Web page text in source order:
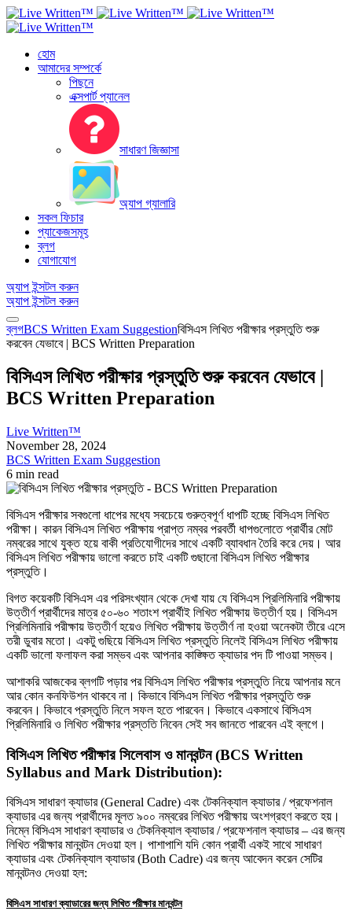
হোম
আমাদের সম্পর্কে
পিছনে
এক্সপার্ট প্যানেল
সাধারণ জিজ্ঞাসা
অ্যাপ গ্যালারি
সকল ফিচার
প্যাকেজসমূহ
ব্লগ
যোগাযোগ
অ্যাপ ইন্সটল করুন
অ্যাপ ইন্সটল করুন
ব্লগBCS Written Exam Suggestionবিসিএস লিখিত পরীক্ষার প্রস্তুতি শুরু
করবেন যেভাবে | BCS Written Preparation
বিসিএস লিখিত পরীক্ষার প্রস্তুতি শুরু করবেন যেভাবে |
BCS Written Preparation
Live Written™
November 28, 2024
BCS Written Exam Suggestion
6 min read
বিসিএস পরীক্ষার সবগুলো ধাপের মধ্যে সবচেয়ে গুরুত্বপূর্ণ ধাপটি হচ্ছে বিসিএস লিখিত
পরীক্ষা। কারন বিসিএস লিখিত পরীক্ষায় প্রাপ্ত নম্বর পরবর্তী ধাপগুলোতে প্রার্থীর মোট
নম্বরের সাথে যুক্ত হয়ে বাকী প্রতিযোগীদের সাথে একটি ব্যাবধান তৈরি করে দেয়। আর
বিসিএস লিখিত পরীক্ষায় ভালো করতে চাই একটি গুছানো বিসিএস লিখিত পরীক্ষার
প্রস্তুতি।
বিগত কয়েকটি বিসিএস এর পরিসংখ্যান থেকে দেখা যায় যে বিসিএস প্রিলিমিনারি পরীক্ষায়
উত্তীর্ণ প্রার্থীদের মাত্র ৫০-৬০ শতাংশ প্রার্থীই লিখিত পরীক্ষায় উত্তীর্ণ হয়। বিসিএস
প্রিলিমিনারি পরীক্ষায় উত্তীর্ণ হয়েও লিখিত পরীক্ষায় উত্তীর্ণ না হওয়া অনেকটা তীরে এসে
তরী ডুবার মতো। একটু গুছিয়ে বিসিএস লিখিত প্রস্তুতি নিলেই বিসিএস লিখিত পরীক্ষায়
একটি ভালো ফলাফল করা সম্ভব এবং আপনার কাঙ্ক্ষিত ক্যাডার পদ টি পাওয়া সম্ভব।
আশাকরি আজকের ব্লগটি পড়ার পর বিসিএস লিখিত পরীক্ষার প্রস্তুতি নিয়ে আপনার মনে
আর কোন কনফিউশন থাকবে না। কিভাবে বিসিএস লিখিত পরীক্ষার প্রস্তুতি শুরু
করবেন। কিভাবে প্রস্তুতি নিলে সফল হতে পারবেন। কিভাবে একসাথে বিসিএস
প্রিলিমিনারি ও লিখিত পরীক্ষার প্রস্ততি নিবেন সেই সব জানতে পারবেন এই ব্লগে।
বিসিএস লিখিত পরীক্ষার সিলেবাস ও মানবন্টন (BCS Written
Syllabus and Mark Distribution):
বিসিএস সাধারণ ক্যাডার (General Cadre) এবং টেকনিক্যাল ক্যাডার / প্রফেশনাল
ক্যাডার এর জন্য প্রার্থীদের মূলত ৯০০ নম্বরের লিখিত পরীক্ষায় অংশগ্রহণ করতে হয়।
নিম্নে বিসিএস সাধারণ ক্যাডার ও টেকনিক্যাল ক্যাডার / প্রফেশনাল ক্যাডার – এর জন্য
লিখিত পরীক্ষার মানবন্টন দেওয়া হল। পাশাপাশি যদি কোন প্রার্থী একই সাথে সাধারণ
ক্যাডার এবং টেকনিক্যাল ক্যাডার (Both Cadre) এর জন্য আবেদন করেন সেটির
মানবন্টনও দেওয়া হল:
বিসিএস সাধারণ ক্যাডারের জন্য লিখিত পরীক্ষার মানবন্টন